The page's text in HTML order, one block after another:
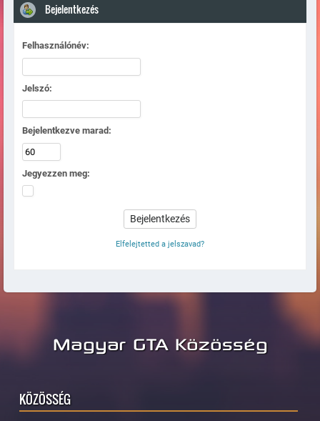
Bejelentkezés
Felhasználónév:
Jelszó:
Bejelentkezve marad:
Jegyezzen meg:
Elfelejtetted a jelszavad?
Magyar GTA Közösség
KÖZÖSSÉG